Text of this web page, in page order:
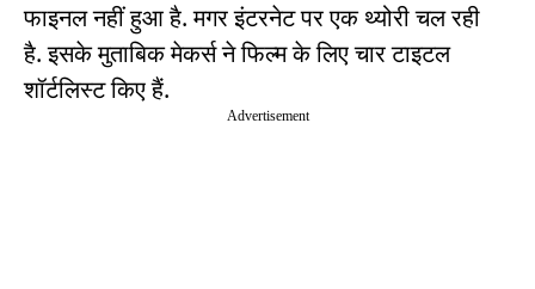
फाइनल नहीं हुआ है. मगर इंटरनेट पर एक थ्योरी चल रही
है. इसके मुताबिक मेकर्स ने फिल्म के लिए चार टाइटल
शॉर्टलिस्ट किए हैं.
Advertisement